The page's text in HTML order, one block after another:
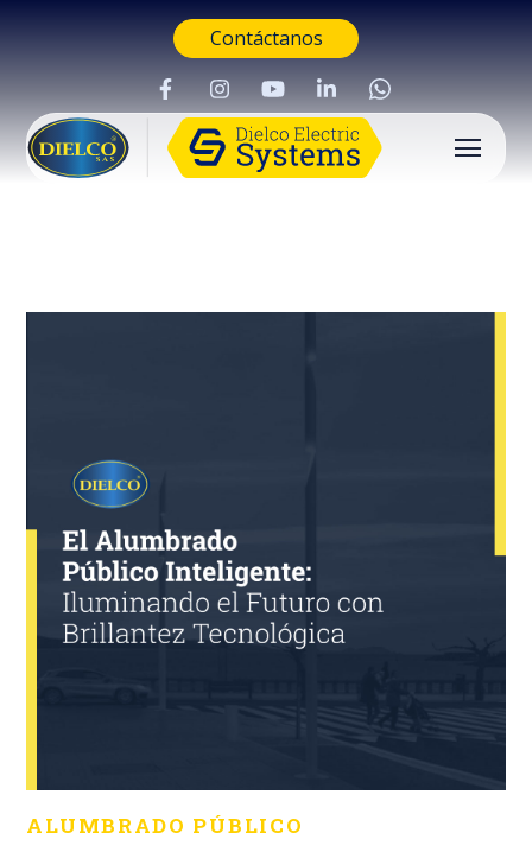
Contáctanos
Buscar
ALUMBRADO PÚBLICO